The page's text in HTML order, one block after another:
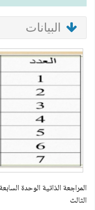
البيانات
المراجعة الذاتية الوحدة
الثالث